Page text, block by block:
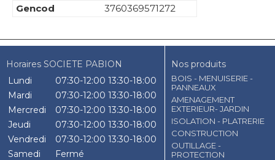
Gencod
3760369571272
Horaires SOCIETE PABION
Lundi
07:30-12:00 13:30-18:00
Mardi
07:30-12:00 13:30-18:00
Mercredi
07:30-12:00 13:30-18:00
Jeudi
07:30-12:00 13:30-18:00
Vendredi
07:30-12:00 13:30-18:00
Samedi
Fermé
Nos produits
BOIS - MENUISERIE -
PANNEAUX
AMENAGEMENT
EXTERIEUR- JARDIN
ISOLATION - PLATRERIE
CONSTRUCTION
OUTILLAGE -
PROTECTION